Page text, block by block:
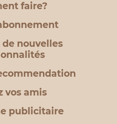
faire?
de nouvelles
vos amis
publicitaire